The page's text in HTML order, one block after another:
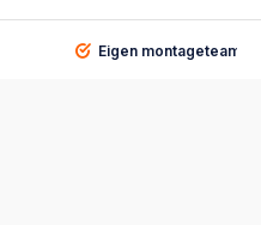
Eigen montageteam